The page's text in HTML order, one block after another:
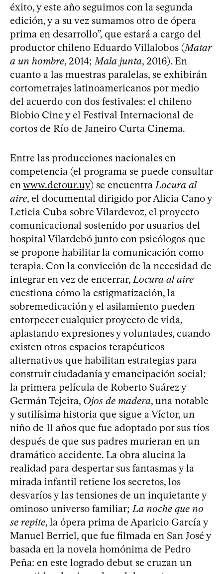
éxito, y este año seguimos con la segunda
edición, y a su vez sumamos otro de ópera
prima en desarrollo”, que estará a cargo del
productor chileno Eduardo Villalobos (Matar
a un hombre, 2014;Mala junta, 2016). En
cuanto a las muestras paralelas, se exhibirán
cortometrajes latinoamericanos por medio
del acuerdo con dos festivales: el chileno
Biobio Cine y el Festival Internacional de
cortos de Río de Janeiro Curta Cinema.
Entre las producciones nacionales en
competencia (el programa se puede consultar
enwww.detour.uy) se encuentraLocura al
aire, el documental dirigido por Alicia Cano y
Leticia Cuba sobre Vilardevoz, el proyecto
comunicacional sostenido por usuarios del
hospital Vilardebó junto con psicólogos que
se propone habilitar la comunicación como
terapia. Con la convicción de la necesidad de
integrar en vez de encerrar,Locura al aire
cuestiona cómo la estigmatización, la
sobremedicación y el asilamiento pueden
entorpecer cualquier proyecto de vida,
aplastando expresiones y voluntades, cuando
existen otros espacios terapéuticos
alternativos que habilitan estrategias para
construir ciudadanía y emancipación social;
la primera película de Roberto Suárez y
Germán Tejeira, Ojos de madera, una notable
y sutilísima historia que sigue a Víctor, un
niño de 11 años que fue adoptado por sus tíos
después de que sus padres murieran en un
dramático accidente. La obra alucina la
realidad para despertar sus fantasmas y la
mirada infantil retiene los secretos, los
desvaríos y las tensiones de un inquietante y
ominoso universo familiar;La noche que no
se repite, la ópera prima de Aparicio García y
Manuel Berriel, que fue filmada en San José y
basada en la novela homónima de Pedro
Peña: en este logrado debut se cruzan un